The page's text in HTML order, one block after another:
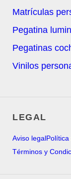
Matrículas
Pegatina
Pegatinas
Vinilos
LEGAL
Aviso legalPolítica
Términos y